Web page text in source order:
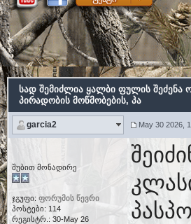
სად შემიძლია ყალბი ფულის შეძენა
პირადობის მოწმობების, პა
garcia2 May 30 2026,
შუბით მონადირე
ჯგუფი: ფორუმის წევრი
პოსტები: 114
რეგისტრ.: 30-May 26